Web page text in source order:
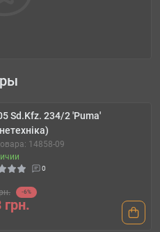
Sd.Kfz. 234/2 'Puma'
14858-09
0
-6%
грн.